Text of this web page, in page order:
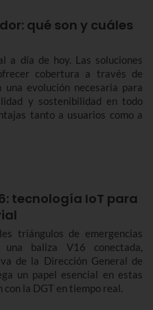
qué son y cuáles
a día de hoy. Las soluciones
cobertura a través de
evolución necesaria para
y sostenibilidad en todo
tanto a usuarios como a
tecnología IoT para
triángulos de emergencias
baliza V16 conectada,
de la Dirección General de
un papel esencial en estas
con la DGT en tiempo real.